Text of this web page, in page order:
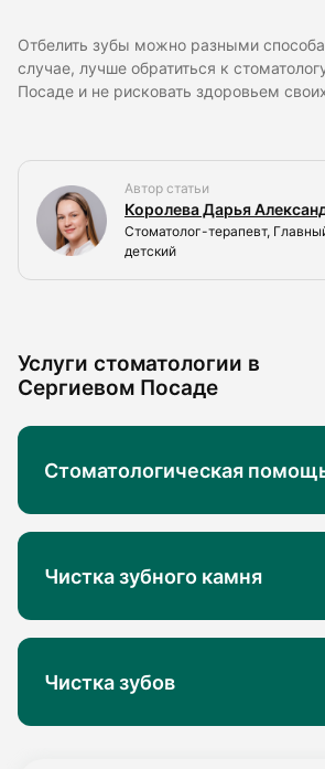
Отбелить зубы можно разными
случае, лучше обратиться к
Посаде и не рисковать здоровьем
Автор статьи
Королева Дарья
Стоматолог-терапевт,
детский
Услуги стоматологии в
Сергиевом Посаде
Стоматологическая
Чистка зубного камня
Чистка зубов